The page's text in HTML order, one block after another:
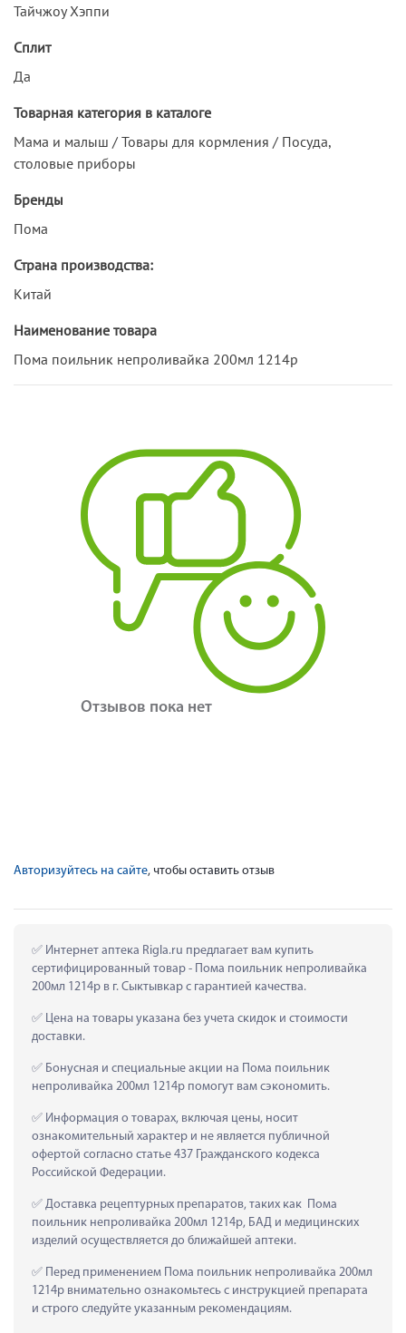
Тайчжоу Хэппи
Сплит
Да
Товарная категория в каталоге
Мама и малыш / Товары для кормления / Посуда,
столовые приборы
Бренды
Пома
Страна производства:
Китай
Наименование товара
Пома поильник непроливайка 200мл 1214р
Отзывов пока нет
Авторизуйтесь на сайте, чтобы оставить отзыв
Интернет аптека Rigla.ru предлагает вам купить
сертифицированный товар - Пома поильник непроливайка
200мл 1214р в г. Сыктывкар с гарантией качества.
Цена на товары указана без учета скидок и стоимости
доставки.
Бонусная и специальные акции на Пома поильник
непроливайка 200мл 1214р помогут вам сэкономить.
Информация о товарах, включая цены, носит
ознакомительный характер и не является публичной
офертой согласно статье 437 Гражданского кодекса
Российской Федерации.
Доставка рецептурных препаратов, таких как  Пома
поильник непроливайка 200мл 1214р, БАД и медицинских
изделий осуществляется до ближайшей аптеки.
Перед применением Пома поильник непроливайка 200мл
1214р внимательно ознакомьтесь с инструкцией препарата
и строго следуйте указанным рекомендациям.